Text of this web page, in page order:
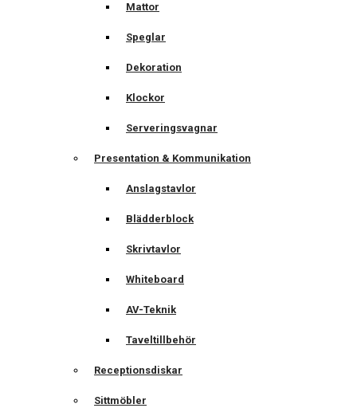
Mattor
Speglar
Dekoration
Klockor
Serveringsvagnar
Presentation & Kommunikation
Anslagstavlor
Blädderblock
Skrivtavlor
Whiteboard
AV-Teknik
Taveltillbehör
Receptionsdiskar
Sittmöbler